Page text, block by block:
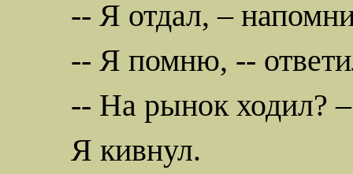
-- Я отдал, –
-- Я помню, --
-- На рынок ходил?
Я кивнул.